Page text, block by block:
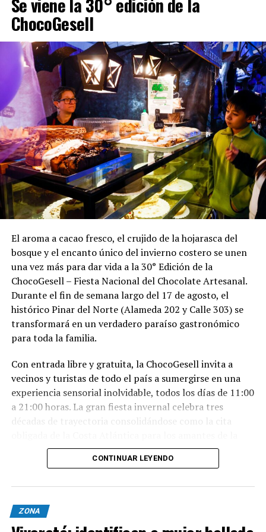
ChocoGesell
El aroma a cacao fresco, el crujido de la hojarasca del
bosque y el encanto único del invierno costero se unen
una vez más para dar vida a la 30° Edición de la
ChocoGesell – Fiesta Nacional del Chocolate Artesanal.
Durante el fin de semana largo del 17 de agosto, el
histórico Pinar del Norte (Alameda 202 y Calle 303) se
transformará en un verdadero paraíso gastronómico
para toda la familia.
Con entrada libre y gratuita, la ChocoGesell invita a
vecinos y turistas de todo el país a sumergirse en una
experiencia sensorial inolvidable, todos los días de 11:00
a 21:00 horas. La gran fiesta invernal celebra tres
décadas de trayectoria consolidándose como la cita
buena repostería, el paisaje natural y la tradición
geselina.
Sabores, espectáculos y naturaleza en un solo lugar
Nacida en 1996, la fiesta reúne este año al talento de los
mejores expositores, maestros chocolateros y
CONTINUAR LEYENDO
ZONA